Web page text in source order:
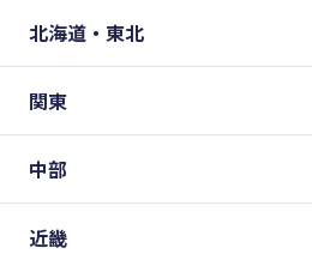
北海道・東北
関東
中部
近畿